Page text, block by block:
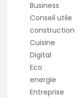
Business
Conseil utile
construction
Cuisine
Digital
Eco
energie
Entreprise